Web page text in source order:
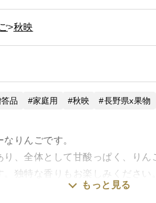
秋映
品 家庭用 秋映 長野県x果物
りんごです。
、全体として甘酸っぱく、り
独特な香りもお楽しみください
もっと見る